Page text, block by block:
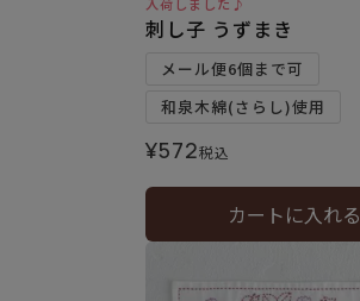
刺し子 うずまき
メール便6個まで可
和泉木綿(さらし)使用
¥572税込
カートに入れる